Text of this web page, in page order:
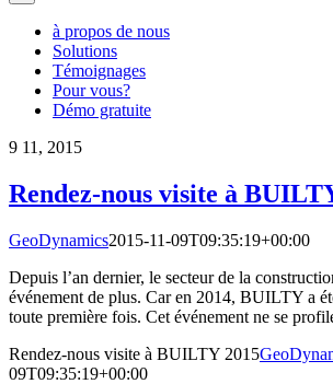
à propos de nous
Solutions
Témoignages
Pour vous?
Démo gratuite
9 11, 2015
Rendez-nous visite à
GeoDynamics2015-11-09T09:35:19+00:00
Depuis l’an dernier, le secteur de la
événement de plus. Car en 2014, BUILTY a
toute première fois. Cet événement ne se
Rendez-nous visite à BUILTY 2015
09T09:35:19+00:00